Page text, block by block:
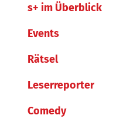
s+ im Überblick
Events
Rätsel
Leserreporter
Comedy